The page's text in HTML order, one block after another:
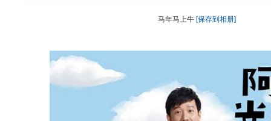
马年马上牛 [保存到相册]